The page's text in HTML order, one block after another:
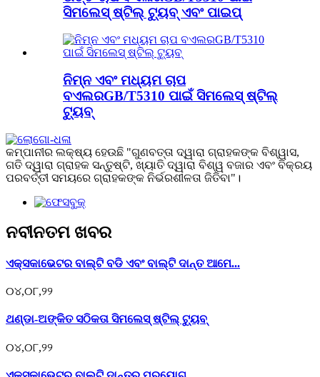
ସିମଲେସ୍ ଷ୍ଟିଲ୍ ଟ୍ୟୁବ୍ ଏବଂ ପାଇପ୍
ନିମ୍ନ ଏବଂ ମଧ୍ୟମ ଚାପ
ବଏଲରGB/T5310 ପାଇଁ ସିମଲେସ୍ ଷ୍ଟିଲ୍
ଟ୍ୟୁବ୍
କମ୍ପାନୀର ଲକ୍ଷ୍ୟ ହେଉଛି "ଗୁଣବତ୍ତା ଦ୍ୱାରା ଗ୍ରାହକଙ୍କ ବିଶ୍ୱାସ,
ଗତି ଦ୍ୱାରା ଗ୍ରାହକ ସନ୍ତୁଷ୍ଟି, ଖ୍ୟାତି ଦ୍ୱାରା ବିଶ୍ୱ ବଜାର ଏବଂ ବିକ୍ରୟ
ପରବର୍ତ୍ତୀ ସମୟରେ ଗ୍ରାହକଙ୍କ ନିର୍ଭରଶୀଳତା ଜିତିବା"।
ନବୀନତମ ଖବର
ଏକ୍ସକାଭେଟର ବାଲ୍ଟି ବଡି ଏବଂ ବାଲ୍ଟି ଦାନ୍ତ ଆମେ...
୦୪,୦୮,୨୨
ଥଣ୍ଡା-ଅଙ୍କିତ ସଠିକତା ସିମଲେସ୍ ଷ୍ଟିଲ୍ ଟ୍ୟୁବ୍
୦୪,୦୮,୨୨